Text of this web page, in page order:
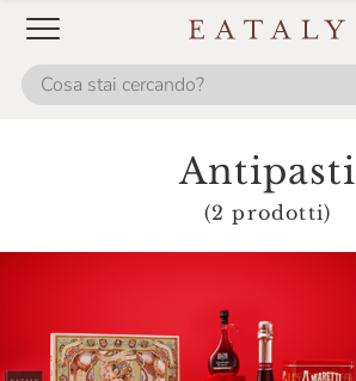
Antipasti
(2 prodotti)
Répertoire Culinaire
Salumificio Mannori
Salumificio Romano Mainelli
Santoro